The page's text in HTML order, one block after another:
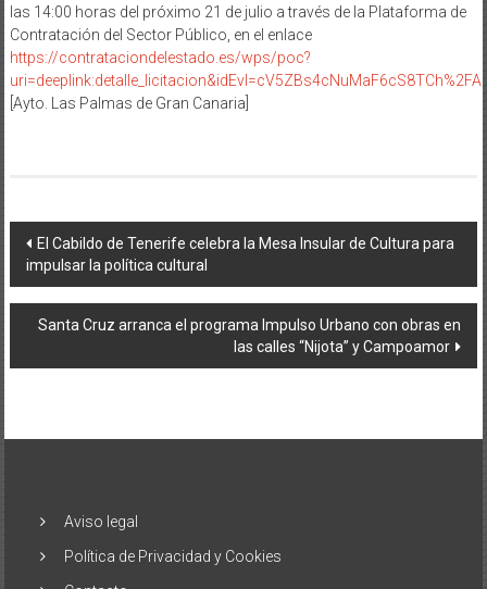
las 14:00 horas del próximo 21 de julio a través de la Plataforma de
Contratación del Sector Público, en el enlace
https://contrataciondelestado.es/wps/poc?
[Ayto. Las Palmas de Gran Canaria]
Navegación
de
entradas
El Cabildo de Tenerife celebra la Mesa Insular de Cultura para
impulsar la política cultural
Santa Cruz arranca el programa Impulso Urbano con obras en
las calles “Nijota” y Campoamor
Aviso legal
Política de Privacidad y Cookies